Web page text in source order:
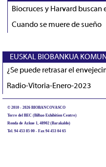
Biocruces y Harvard
Cuando se muere de sueño
EUSKAL BIOBANKUA
¿Se puede retrasar el
Radio-Vitoria-Enero-2023
© 2010 - 2026 BIOBANCOVASCO
Torre del BEC (Bilbao Exhibition Centre)
Ronda de Azkue 1, 48902 (Barakaldo)
Tel. 94 453 85 00 - Fax 94 453 04 65